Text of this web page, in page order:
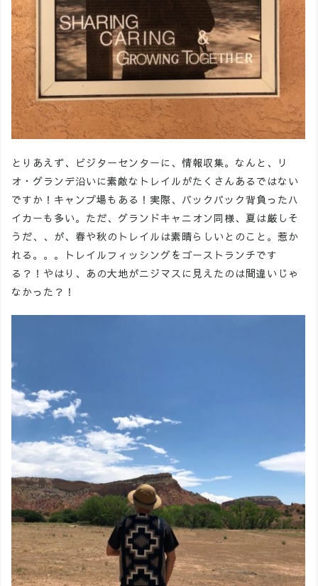
とりあえず、ビジターセンターに、情報収集。なんと、リ
オ・グランデ沿いに素敵なトレイルがたくさんあるではない
ですか！キャンプ場もある！実際、バックパック背負ったハ
イカーも多い。ただ、グランドキャニオン同様、夏は厳しそ
うだ、、が、春や秋のトレイルは素晴らしいとのこと。惹か
れる。。。トレイルフィッシングをゴーストランチです
る？！やはり、あの大地がニジマスに見えたのは間違いじゃ
なかった？！